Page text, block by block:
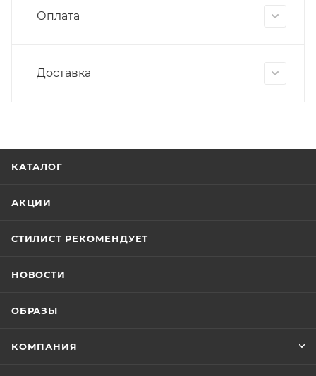
Оплата
Доставка
КАТАЛОГ
АКЦИИ
СТИЛИСТ РЕКОМЕНДУЕТ
НОВОСТИ
ОБРАЗЫ
КОМПАНИЯ